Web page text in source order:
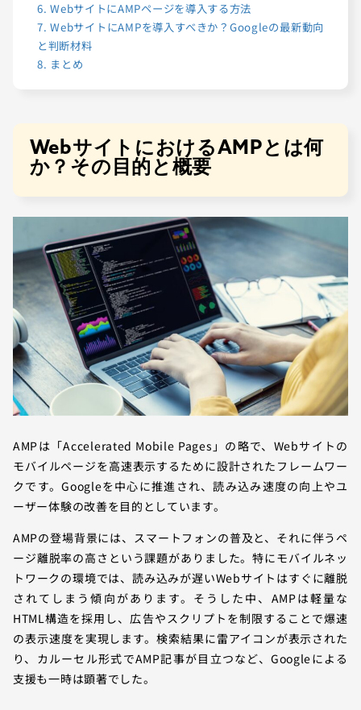
6. WebサイトにAMPページを導入する方法
7. WebサイトにAMPを導入すべきか？Googleの最新動向
と判断材料
8. まとめ
WebサイトにおけるAMPとは何
か？その目的と概要
AMPは「Accelerated Mobile Pages」の略で、Webサイトの
モバイルページを高速表示するために設計されたフレームワー
クです。Googleを中心に推進され、読み込み速度の向上やユ
ーザー体験の改善を目的としています。
AMPの登場背景には、スマートフォンの普及と、それに伴うペ
ージ離脱率の高さという課題がありました。特にモバイルネッ
トワークの環境では、読み込みが遅いWebサイトはすぐに離脱
されてしまう傾向があります。そうした中、AMPは軽量な
HTML構造を採用し、広告やスクリプトを制限することで爆速
の表示速度を実現します。検索結果に雷アイコンが表示された
り、カルーセル形式でAMP記事が目立つなど、Googleによる
支援も一時は顕著でした。